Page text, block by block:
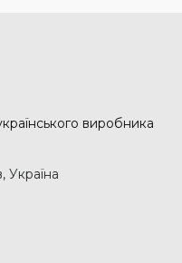
виробника
Україна